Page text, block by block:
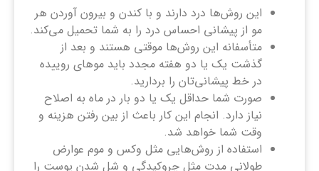
این روش‌ها درد دارند و با کندن و بیرون آوردن هر
مو از پیشانی احساس درد را به شما تحمیل می‌کند.
متأسفانه این روش‌ها موقتی هستند و بعد از
گذشت یک یا دو هفته مجدد باید موهای روییده
در خط پیشانی‌تان را بردارید.
صورت شما حداقل یک یا دو بار در ماه به اصلاح
نیاز دارد. انجام این کار باعث از بین رفتن هزینه و
وقت شما خواهد شد.
استفاده از روش‌هایی مثل وکس و موم عوارض
طولانی مدت مثل چروکیدگی و شل شدن پوست را